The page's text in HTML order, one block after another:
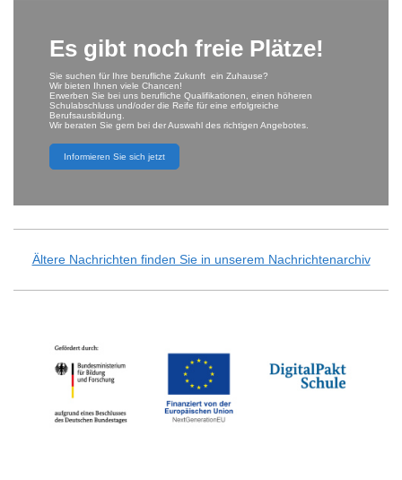
Es gibt noch freie Plätze!
Sie suchen für Ihre berufliche Zukunft ein Zuhause?
Wir bieten Ihnen viele Chancen!
Erwerben Sie bei uns berufliche Qualifikationen, einen höheren
Schulabschluss und/oder die Reife für eine erfolgreiche
Berufsausbildung.
Wir beraten Sie gern bei der Auswahl des richtigen Angebotes.
Informieren Sie sich jetzt
Ältere Nachrichten finden Sie in unserem Nachrichtenarchiv